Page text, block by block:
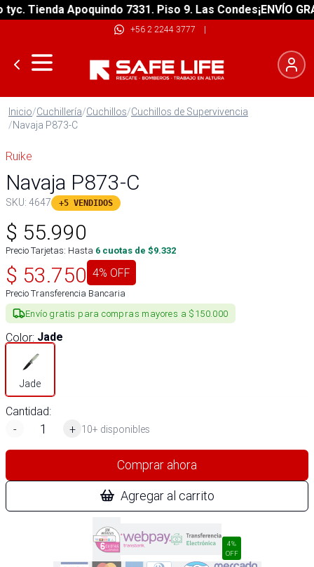
Tienda Apoquindo 7331. Piso 9. Las Condes¡ENVÍO
+56 2 2244 3777 |
Inicio/Cuchillería/Cuchillos/Cuchillos de Supervivencia
/Navaja P873-C
Ruike
Navaja P873-C
SKU: 4647 +5 VENDIDOS
$ 55.990
Precio Tarjetas: Hasta 6 cuotas de $9.332
$ 53.750 4% OFF
Precio Transferencia Bancaria
Envío gratis para compras mayores a $150.000
Color: Jade
Jade
Cantidad:
-
+ 10+ disponibles
Comprar ahora
Agregar al carrito
4%
OFF